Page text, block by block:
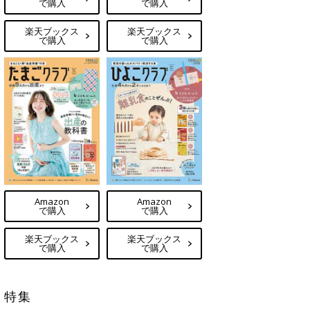
で購入
楽天ブックス
で購入
で購入
楽天ブックス
で購入
Amazon
で購入
楽天ブックス
で購入
Amazon
で購入
楽天ブックス
で購入
特集